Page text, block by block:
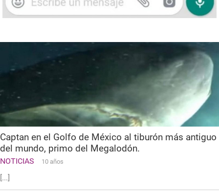
Captan en el Golfo de México al tiburón más antiguo
del mundo, primo del Megalodón.
NOTICIAS 10 años
[...]